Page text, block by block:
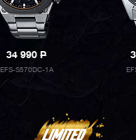
34 990P
EFS-S570DC-1A